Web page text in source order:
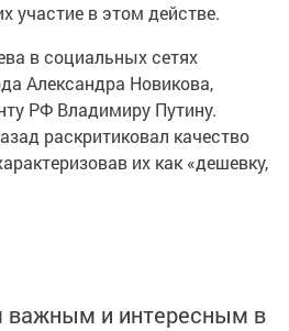
участие в этом действе.
в социальных сетях
Александра Новикова,
РФ Владимиру Путину.
раскритиковал качество
их как «дешевку,
важным и интересным в